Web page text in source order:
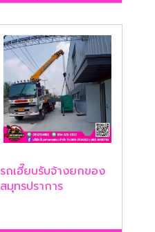
รถเฮี๊ยบรับจ้างยกของ
สมุทรปราการ